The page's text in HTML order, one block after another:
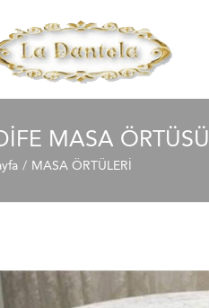
MASA ÖRTÜSÜ
MASA ÖRTÜLERİ